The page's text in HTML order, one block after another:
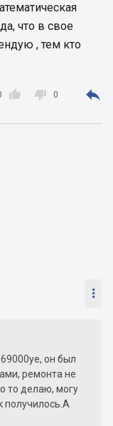
что в свое
, тем кто
  0 

он был
ремонта не
то делаю, могу
получилось.А